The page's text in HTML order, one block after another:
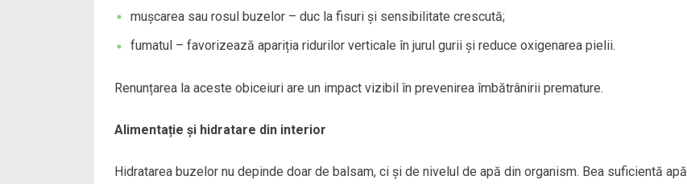
mușcarea sau rosul buzelor – duc la fisuri și sensibilitate crescută;
fumatul – favorizează apariția ridurilor verticale în jurul gurii și reduce oxigenarea pielii.
Renunțarea la aceste obiceiuri are un impact vizibil în prevenirea îmbătrânirii premature.
Alimentație și hidratare din interior
Hidratarea buzelor nu depinde doar de balsam, ci și de nivelul de apă din organism. Bea suficientă apă